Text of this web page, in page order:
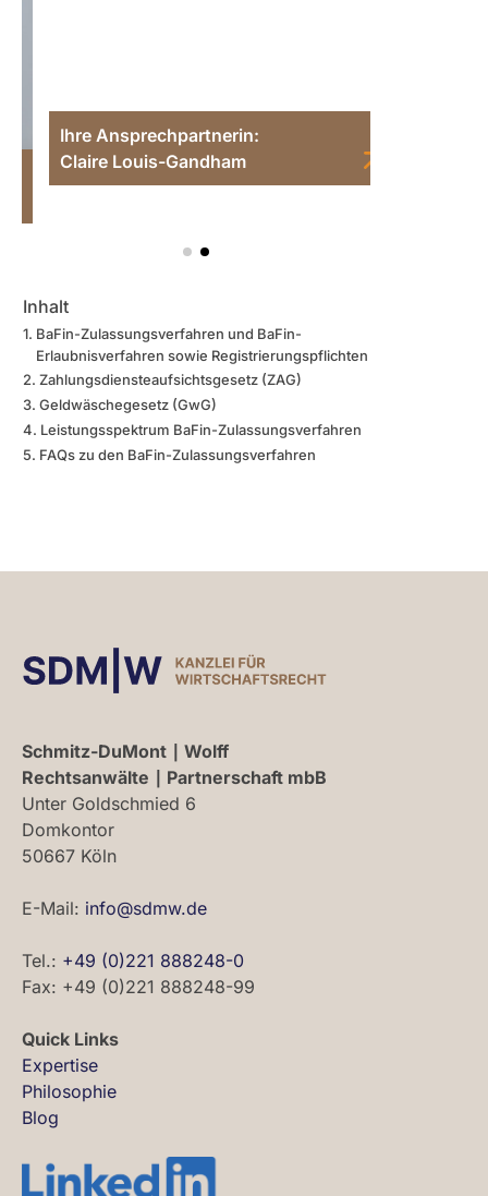
Ihre Ansprechpartnerin:
Claire Louis-Gandham
Inhalt
BaFin-Zulassungsverfahren und BaFin-
Erlaubnisverfahren sowie Registrierungspflichten
Zahlungsdiensteaufsichtsgesetz (ZAG)
Geldwäschegesetz (GwG)
Leistungsspektrum BaFin-Zulassungsverfahren
FAQs zu den BaFin-Zulassungsverfahren
Schmitz-DuMont ∣ Wolff
Rechtsanwälte ∣ Partnerschaft mbB
Unter Goldschmied 6
Domkontor
50667 Köln
E-Mail: info@sdmw.de
Tel.: +49 (0)221 888248-0
Fax: +49 (0)221 888248-99
Quick Links
Expertise
Philosophie
Blog